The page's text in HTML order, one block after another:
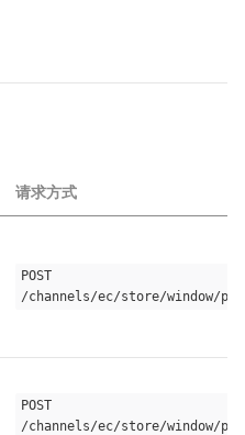
请求方式
POST
/channels/ec/store/window/
POST
/channels/ec/store/window/